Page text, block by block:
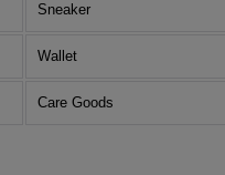
Sneaker
Wallet
Care Goods